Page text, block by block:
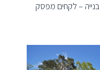
בנייה – לקחים מפסק